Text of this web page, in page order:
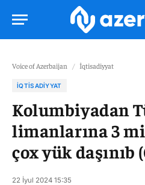
Voice of Azerbaijan / İqtisadiyyat
İQTISADIYYAT
Kolumbiyadan
limanlarına 3
çox yük daşınıb
22 İyul 2024 15:35